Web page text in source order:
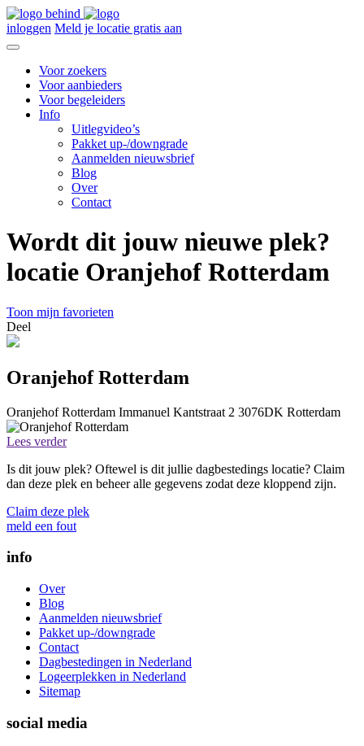
inloggen Meld je locatie gratis aan
Voor zoekers
Voor aanbieders
Voor begeleiders
Info
Uitlegvideo’s
Pakket up-/downgrade
Aanmelden nieuwsbrief
Blog
Over
Contact
Wordt dit jouw nieuwe plek?
locatie Oranjehof Rotterdam
Toon mijn favorieten
Deel
Oranjehof Rotterdam
Oranjehof Rotterdam Immanuel Kantstraat 2 3076DK Rotterdam
Lees verder
Is dit jouw plek? Oftewel is dit jullie dagbestedings locatie? Claim
dan deze plek en beheer alle gegevens zodat deze kloppend zijn.
Claim deze plek
meld een fout
info
Over
Blog
Aanmelden nieuwsbrief
Pakket up-/downgrade
Contact
Dagbestedingen in Nederland
Logeerplekken in Nederland
Sitemap
social media